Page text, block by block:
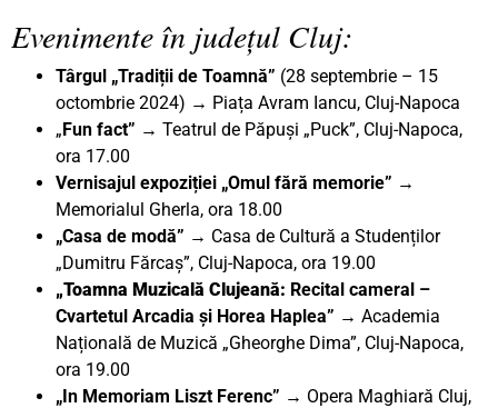
Evenimente în județul Cluj:
Târgul „Tradiții de Toamnă” (28 septembrie – 15
octombrie 2024) → Piața Avram Iancu, Cluj-Napoca
„Fun fact” → Teatrul de Păpuși „Puck”, Cluj-Napoca,
ora 17.00
Vernisajul expoziției „Omul fără memorie” →
Memorialul Gherla, ora 18.00
„Casa de modă” → Casa de Cultură a Studenților
„Dumitru Fărcaș”, Cluj-Napoca, ora 19.00
„Toamna Muzicală Clujeană: Recital cameral –
Cvartetul Arcadia și Horea Haplea” → Academia
Națională de Muzică „Gheorghe Dima”, Cluj-Napoca,
ora 19.00
„In Memoriam Liszt Ferenc” → Opera Maghiară Cluj,